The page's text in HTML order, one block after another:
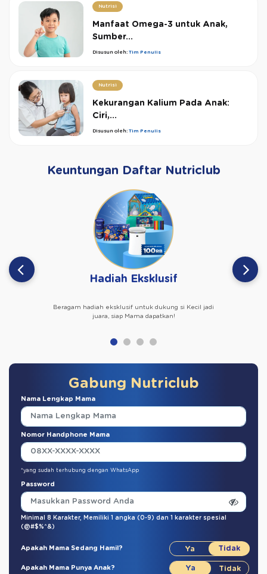
Nutrisi
Manfaat Omega-3 untuk Anak,
Sumber...
Disusun oleh: Tim Penulis
Nutrisi
Kekurangan Kalium Pada Anak:
Ciri,...
Disusun oleh: Tim Penulis
Keuntungan Daftar Nutriclub
Hadiah Eksklusif
Beragam hadiah eksklusif untuk dukung si Kecil jadi
juara, siap Mama dapatkan!
Gabung Nutriclub
Nama Lengkap Mama
Nomor Handphone Mama
*yang sudah terhubung dengan WhatsApp
Password
Minimal 8 Karakter, Memiliki 1 angka (0-9) dan 1 karakter spesial
(@#$%^&)
Apakah Mama Sedang Hamil?
Apakah Mama Punya Anak?